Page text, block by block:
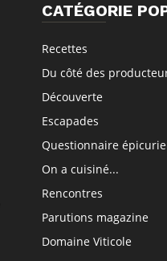
CATÉGORIE
Recettes
Du côté des
Découverte
Escapades
Questionnaire
On a cuisiné...
Rencontres
Parutions magazine
Domaine Viticole